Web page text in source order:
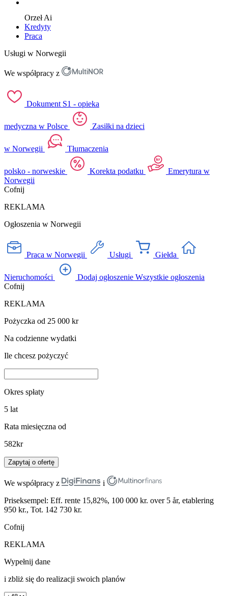
OrzełAi
Kredyty
Praca
Usługi w Norwegii
We współpracy z
Dokument S1 - opieka
medyczna w Polsce Zasiłki na dzieci
w Norwegii Tłumaczenia
polsko - norweskie Korekta podatku
Emerytura w
Norwegii
Cofnij
REKLAMA
Ogłoszenia w Norwegii
Praca w Norwegii Usługi Giełda
Nieruchomości Dodaj ogłoszenie Wszystkie ogłoszenia
Cofnij
REKLAMA
Pożyczka od 25 000 kr
Na codzienne wydatki
Ile chcesz pożyczyć
Okres spłaty
5 lat
Rata miesięczna od
582kr
Zapytaj o ofertę
We współpracy z
i
Priseksempel: Eff. rente 15,82%, 100 000 kr. over 5 år, etablering
950 kr., Tot. 142 730 kr.
Cofnij
REKLAMA
Wypełnij dane
i zbliż się do realizacji swoich planów